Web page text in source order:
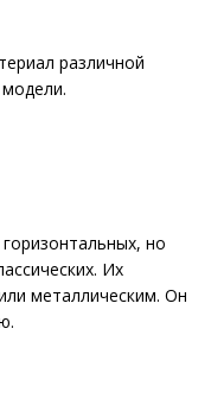
различной
но
Их
металлическим. Он